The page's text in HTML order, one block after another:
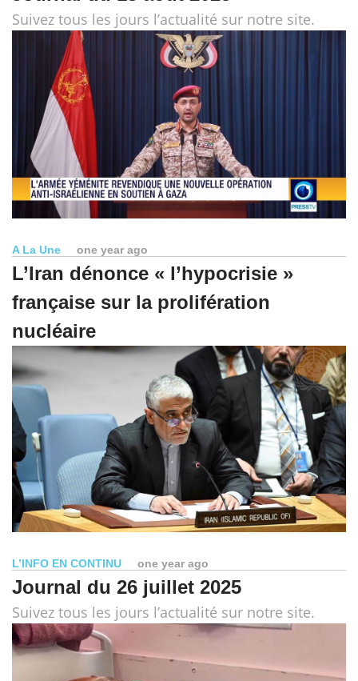
Suivez tous les jours l’actualité sur notre site.
A La Une one year ago
L’Iran dénonce « l’hypocrisie »
française sur la prolifération
nucléaire
L’INFO EN CONTINU one year ago
Journal du 26 juillet 2025
Suivez tous les jours l’actualité sur notre site.